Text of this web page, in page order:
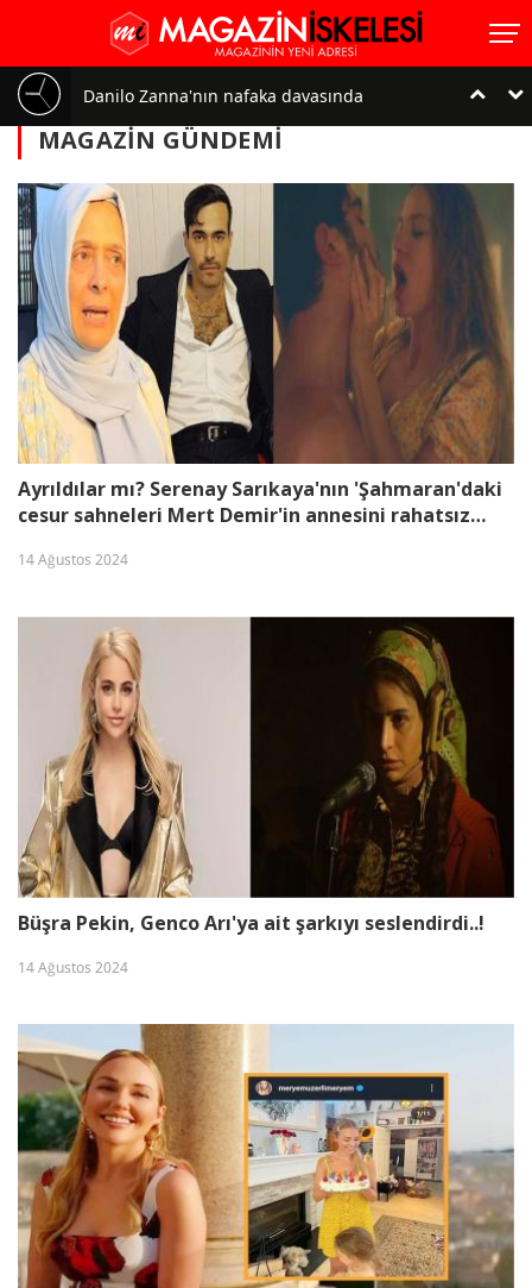
Danilo Zanna'nın nafaka davasında
karar çıktı!..
Safiye Soyman'a vize şoku!.. 'Kafayı
yedik'
Bekir Aksoy üçüncü kez baba
oluyor!..
Neslihan Atagül ile Kadir
Doğulu'dan bebekleriyle ilk poz!
George Clooney'nin yeni tarzı eşi
ve çocuklarından veto yedi!
Dengeler alt üst olacak... ‘Uzak
Şehir'in kadrosuna sürpriz isim...!
Kainat güzelinden mutlu haber!
Hamile olduğunu duyurdu...
Ayağı kırılan Aras Bulut İynemli
Oyuncu Şinası Yurtsever 51
yaşında hayatını kaybetti...
Şenay Gürler, Semih Saygıner'i
böyle kutladı..!
MAGAZIN GÜNDEMI
Ayrıldılar mı? Serenay Sarıkaya'nın 'Şahmaran'daki
cesur sahneleri Mert Demir'in annesini rahatsız
14 Ağustos 2024
Büşra Pekin, Genco Arı'ya ait şarkıyı seslendirdi..!
14 Ağustos 2024